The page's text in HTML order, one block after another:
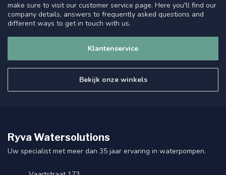
make sure to visit our customer service page. Here you'll find our
company details, answers to frequently asked questions and
different ways to get in touch with us.
Klantenservice
Bekijk onze winkels
Ryva Watersolutions
Uw specialist met meer dan 35 jaar ervaring in waterpompen.